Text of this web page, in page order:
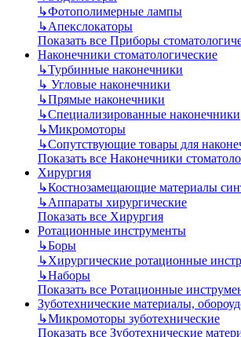
↳Фотополимерные лампы
↳Апекслокаторы
Показать все Приборы
Наконечники стоматологические
↳Турбинные наконечники
↳ Угловые наконечники
↳Прямые наконечники
↳Специализированные наконечники
↳Микромоторы
↳Сопутствующие товары для
Показать все Наконечники
Хирургия
↳Костнозамещающие материалы
↳Аппараты хирургические
Показать все Хирургия
Ротационные инструменты
↳Боры
↳Хирургические ротационные
↳Наборы
Показать все Ротационные
Зуботехнические материалы,
↳Микромоторы зуботехнические
Показать все Зуботехнические